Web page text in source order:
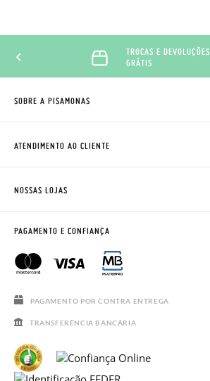
TROCAS E DEVOLUÇÕES
GRÁTIS
SOBRE A PISAMONAS
AVISO LEGAL, PRIVACIDADE E COOKIES
SALDOS
ATENDIMENTO AO CLIENTE
HORÁRIO
PERGUNTAS FREQUENTES
NOSSAS LOJAS
PAGAMENTO E CONFIANÇA
PAGAMENTO POR CONTRA ENTREGA
TRANSFERÊNCIA BANCÁRIA